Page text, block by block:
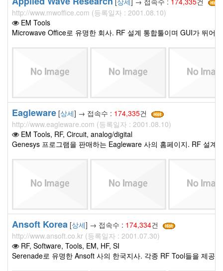
http://www.mwoffice.com (등록일자 : 2001.08.10)
EM Tools
Microwave Office로 유명한 회사. RF 설계 통합툴이며 GUI가 뛰어
Eagleware [상세] → 접속수 : 174,335건
http://www.eagleware.com (등록일자 : 2001.08.10)
EM Tools, RF, Circuit, analog/digital
Genesys 프로그램을 판매하는 Eagleware 사의 홈페이지. RF 설계
Ansoft Korea [상세] → 접속수 : 174,334건
http://www.ansoft.co.kr (등록일자 : 2001.07.30)
RF, Software, Tools, EM, HF, SI
Serenade로 유명한 Ansoft 사의 한국지사. 각종 RF Tool들을 제공